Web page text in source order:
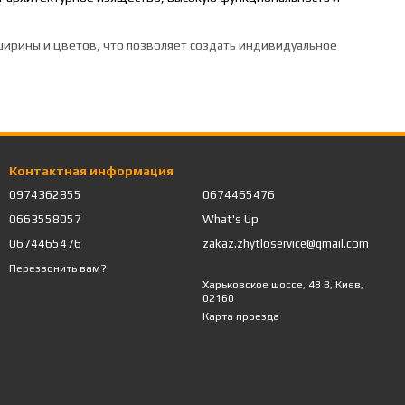
и цветов, что позволяет создать индивидуальное
менее плотное расположение – для максимального
защиту от атмосферного воздействия и
быстро и без остатка накрывать нестандартные участки.
Контактная информация
0974362855
0663558057
0674465476
Перезвонить вам?
0674465476
What's Up
zakaz.zhytloservice@gmail.com
Харьковское шоссе, 48 В, Киев,
02160
Карта проезда